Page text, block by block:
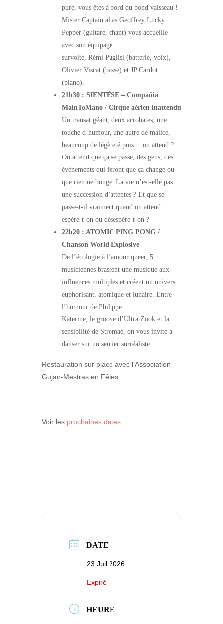
pure, vous êtes à bord du bond vaisseau !
Mister Captain alias Geoffrey Lucky
Pepper (guitare, chant) vous accueille
avec son équipage
survolté, Rémi Puglisi (batterie, voix),
Olivier Viscat (basse) et JP Cardot
(piano).
21h30 : SIENTÈSE – Compañia
MainToMano / Cirque aérien inattendu
Un transat géant, deux acrobates, une
touche d’humour, une autre de malice,
beaucoup de légèreté puis… on attend ?
On attend que ça se passe, des gens, des
événements qui feront que ça change ou
que rien ne bouge. La vie n’est-elle pas
une succession d’attentes ? Et que se
passe-t-il vraiment quand on attend :
espère-t-on ou désespère-t-on ?
22h20 : ATOMIC PING PONG /
Chanson World Explosive
De l’écologie à l’amour queer, 5
musiciennes brassent une musique aux
influences multiples et créent un univers
euphorisant, atomique et lunaire. Entre
l’humour de Philippe
Katerine, le groove d’Ultra Zook et la
sensibilité de Stromaé, on vous invite à
danser sur un sentier surréaliste.
Restauration sur place avec l’Association
Gujan-Mestras en Fêtes
Voir les prochaines dates
DATE
23 Juil 2026
Expiré
HEURE